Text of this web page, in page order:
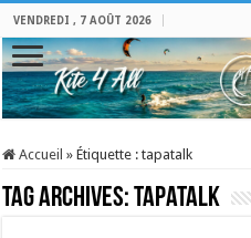
VENDREDI , 7 AOÛT 2026
Accueil » Étiquette :tapatalk
Tag Archives:tapatalk